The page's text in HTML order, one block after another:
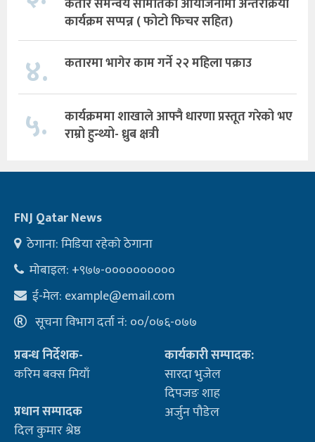
कार्यक्रम सप्पन्न ( फोटो फिचर सहित)
४. कतारमा भागेर काम गर्ने २२ महिला पक्राउ
५.
कार्यक्रममा शाखाले आफ्नै धारणा प्रस्तूत गरेको भए
राम्रो हुन्थ्यो- ध्रुब क्षत्री
FNJ Qatar News
ठेगाना: मिडिया रहेको ठेगाना
मोबाइल: +९७७-००००००००००
ई-मेल: example@email.com
सूचना विभाग दर्ता नं: ००/०७६-०७७
प्रबन्ध निर्देशक-
करिम बक्स मियाँ
प्रधान सम्पादक
दिल कुमार श्रेष्ठ
कार्यकारी सम्पादक:
सारदा भुजेल
दिपजङ शाह
अर्जुन पौडेल